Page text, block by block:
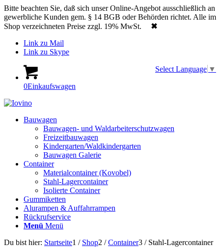
Bitte beachten Sie, daß sich unser Online-Angebot ausschließlich an
gewerbliche Kunden gem. § 14 BGB oder Behörden richtet. Alle im
Shop verzeichneten Preise zzgl. 19% MwSt.
✖
Link zu Mail
Link zu Skype
Select Language ▼
0Einkaufswagen
Bauwagen
Bauwagen- und Waldarbeiterschutzwagen
Freizeitbauwagen
Kindergarten/Waldkindergarten
Bauwagen Galerie
Container
Materialcontainer (Kovobel)
Stahl-Lagercontainer
Isolierte Container
Gummiketten
Alurampen & Auffahrrampen
Rückrufservice
Menü Menü
Du bist hier: Startseite1 / Shop2 / Container3 / Stahl-Lagercontainer